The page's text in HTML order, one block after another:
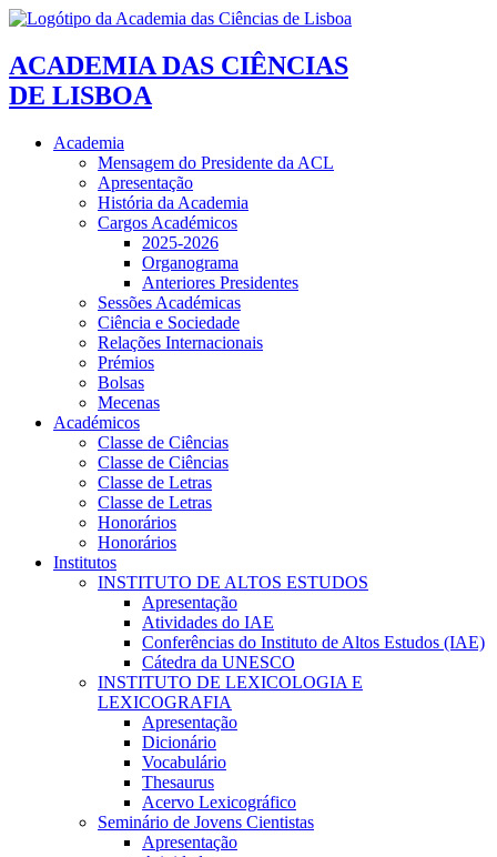
ACADEMIA DAS CIÊNCIAS
DE LISBOA
Academia
Mensagem do Presidente da ACL
Apresentação
História da Academia
Cargos Académicos
2025-2026
Organograma
Anteriores Presidentes
Sessões Académicas
Ciência e Sociedade
Relações Internacionais
Prémios
Bolsas
Mecenas
Académicos
Classe de Ciências
Classe de Ciências
Classe de Letras
Classe de Letras
Honorários
Honorários
Institutos
INSTITUTO DE ALTOS ESTUDOS
Apresentação
Atividades do IAE
Conferências do Instituto de Altos Estudos (IAE)
Cátedra da UNESCO
INSTITUTO DE LEXICOLOGIA E
LEXICOGRAFIA
Apresentação
Dicionário
Vocabulário
Thesaurus
Acervo Lexicográfico
Seminário de Jovens Cientistas
Apresentação